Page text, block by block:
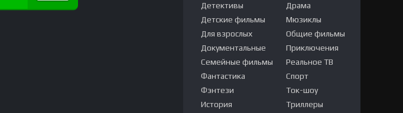
Детективы
Детские фильмы
Для взрослых
Документальные
Семейные фильмы
Фантастика
Фэнтези
История
Драма
Мюзиклы
Общие фильмы
Приключения
Реальное ТВ
Спорт
Ток-шоу
Триллеры